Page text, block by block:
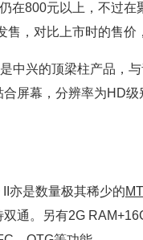
在800元以上，不过
，对比上市时的售价
中兴的顶梁柱产品，
屏幕，分辨率为HD
亦是数量极其稀少的
通。另有2G